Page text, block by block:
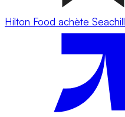
Hilton Food achète Seachill